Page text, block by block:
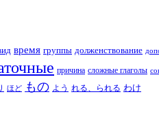
время группы долженствование
причина сложные глаголы
ほど もの よう れる、られる わけ